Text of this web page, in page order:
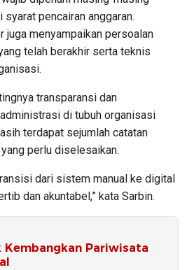
pencairan anggaran.
juga menyampaikan persoalan
telah berakhir serta teknis
transparansi dan
di tubuh organisasi
terdapat sejumlah catatan
perlu diselesaikan.
dari sistem manual ke digital
dan akuntabel,” kata Sarbin.
Pariwisata